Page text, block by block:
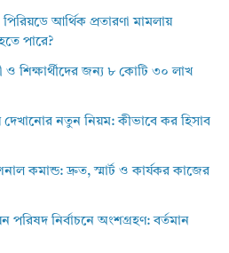
আর্থিক প্রতারণা মামলায়
পারে?
ও শিক্ষার্থীদের জন্য ৮ কোটি ৩০ লাখ
দেখানোর নতুন নিয়ম: কীভাবে কর হিসাব
কমান্ড: দ্রুত, স্মার্ট ও কার্যকর কাজের
নির্বাচনে অংশগ্রহণ: বর্তমান